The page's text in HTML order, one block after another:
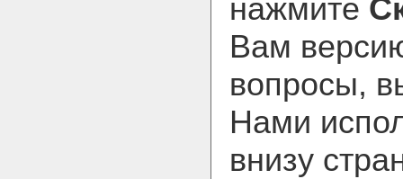
нажмите
Вам
вопросы,
Нами
внизу